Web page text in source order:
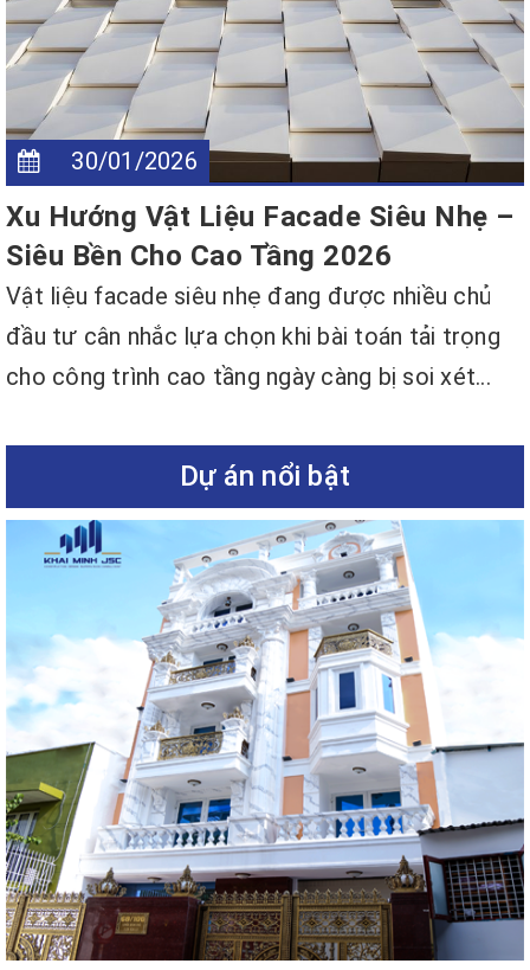
30/01/2026
Xu Hướng Vật Liệu Facade Siêu Nhẹ –
Siêu Bền Cho Cao Tầng 2026
Vật liệu facade siêu nhẹ đang được nhiều chủ
đầu tư cân nhắc lựa chọn khi bài toán tải trọng
cho công trình cao tầng ngày càng bị soi xét...
Dự án nổi bật